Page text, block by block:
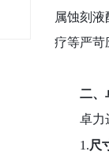
属蚀刻
疗等严苛
二、
卓力
1.尺